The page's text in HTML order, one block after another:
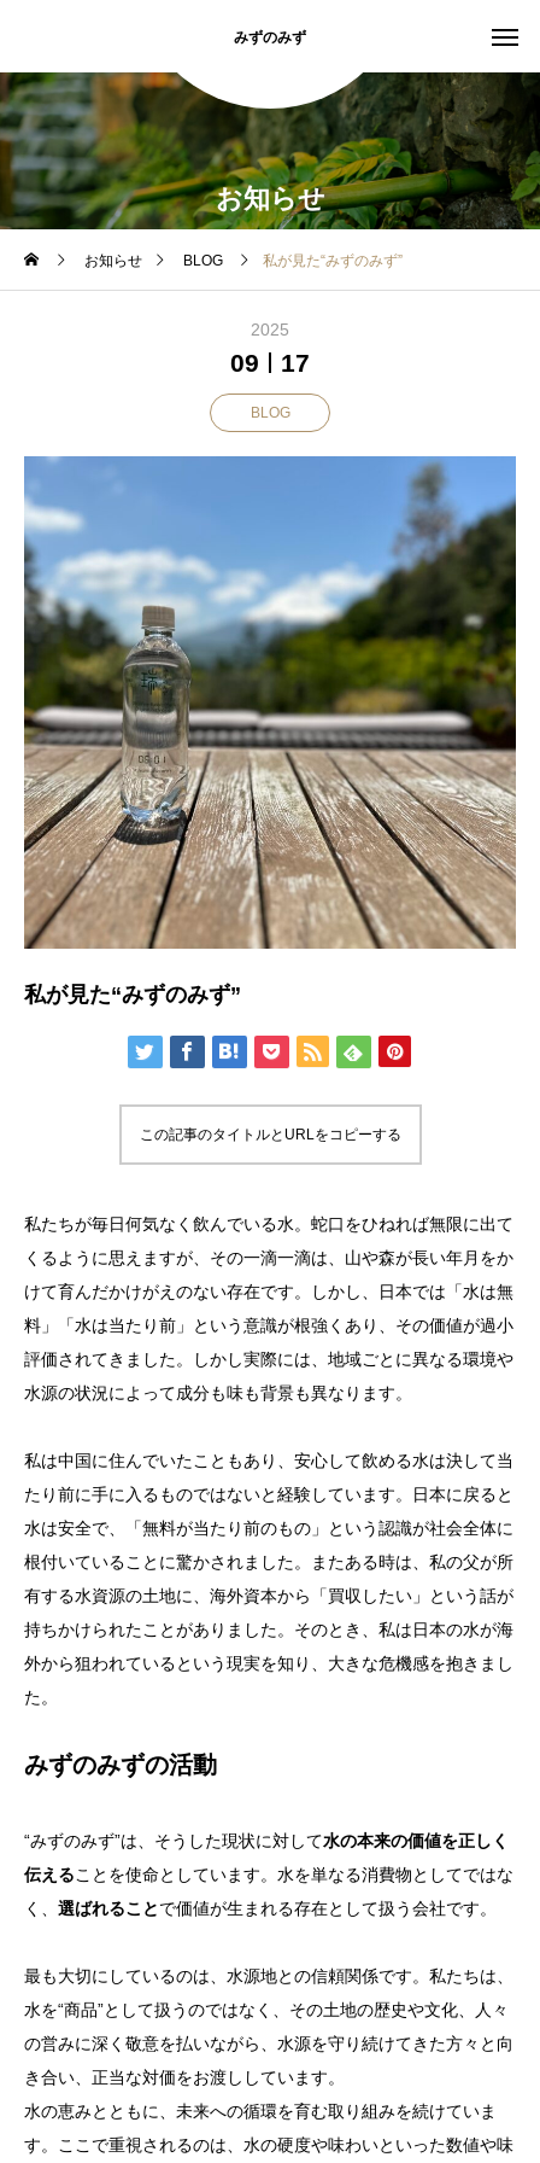
みずのみず
お知らせ
お知らせ BLOG 私が見た“みずのみず”
2025
09 17
BLOG
私が見た“みずのみず”
この記事のタイトルとURLをコピーする
私たちが毎日何気なく飲んでいる水。蛇口をひねれば無限に出て
くるように思えますが、その一滴一滴は、山や森が長い年月をか
けて育んだかけがえのない存在です。しかし、日本では「水は無
料」「水は当たり前」という意識が根強くあり、その価値が過小
評価されてきました。しかし実際には、地域ごとに異なる環境や
水源の状況によって成分も味も背景も異なります。
私は中国に住んでいたこともあり、安心して飲める水は決して当
たり前に手に入るものではないと経験しています。日本に戻ると
水は安全で、「無料が当たり前のもの」という認識が社会全体に
根付いていることに驚かされました。またある時は、私の父が所
有する水資源の土地に、海外資本から「買収したい」という話が
持ちかけられたことがありました。そのとき、私は日本の水が海
外から狙われているという現実を知り、大きな危機感を抱きまし
た。
みずのみずの活動
“みずのみず”は、そうした現状に対して水の本来の価値を正しく
伝えることを使命としています。水を単なる消費物としてではな
く、 選ばれることで価値が生まれる存在として扱う会社です。
最も大切にしているのは、水源地との信頼関係です。私たちは、
水を“商品”として扱うのではなく、その土地の歴史や文化、人々
の営みに深く敬意を払いながら、水源を守り続けてきた方々と向
き合い、正当な対価をお渡ししています。
水の恵みとともに、未来への循環を育む取り組みを続けていま
す。ここで重視されるのは、水の硬度や味わいといった数値や味